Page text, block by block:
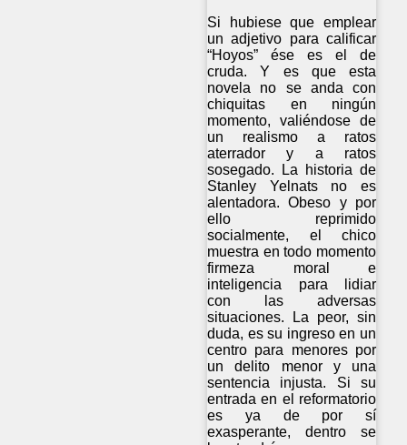
Si hubiese que emplear
un adjetivo para calificar
“Hoyos” ése es el de
cruda. Y es que esta
novela no se anda con
chiquitas en ningún
momento, valiéndose de
un realismo a ratos
aterrador y a ratos
sosegado. La historia de
Stanley Yelnats no es
alentadora. Obeso y por
ello reprimido
socialmente, el chico
muestra en todo momento
firmeza moral e
inteligencia para lidiar
con las adversas
situaciones. La peor, sin
duda, es su ingreso en un
centro para menores por
un delito menor y una
sentencia injusta. Si su
entrada en el reformatorio
es ya de por sí
exasperante, dentro se